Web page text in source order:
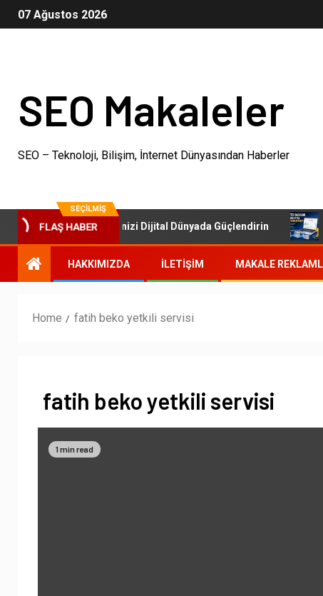
07 Ağustos 2026
SEO Makaleler
SEO – Teknoloji, Bilişim, İnternet Dünyasından Haberler
SEÇILMIŞ
FLAŞ HABER
Paketleri: İşletmenizi Dijital Dünyada Güçlendirin
HAKKIMIZDA İLETIŞIM MAKALE
Home fatih beko yetkili servisi
fatih beko yetkili servisi
1 min read